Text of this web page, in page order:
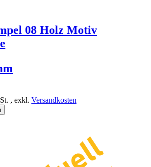
08 Holz Motiv
, exkl. Versandkosten